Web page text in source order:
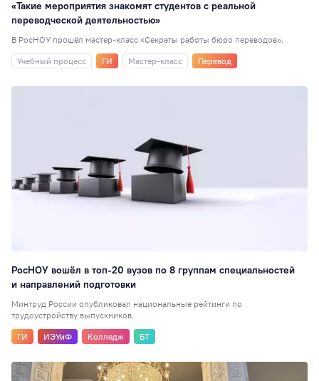
«Такие мероприятия знакомят студентов с реальной
переводческой деятельностью»
В РосНОУ прошёл мастер-класс «Секреты работы бюро переводов».
Учебный процесс
ГИ Мастер-класс Перевод
РосНОУ вошёл в топ-20 вузов по 8 группам специальностей
и направлений подготовки
Минтруд России опубликовал национальные рейтинги по
трудоустройству выпускников.
ГИ
ИЭУиФ Колледж БТ